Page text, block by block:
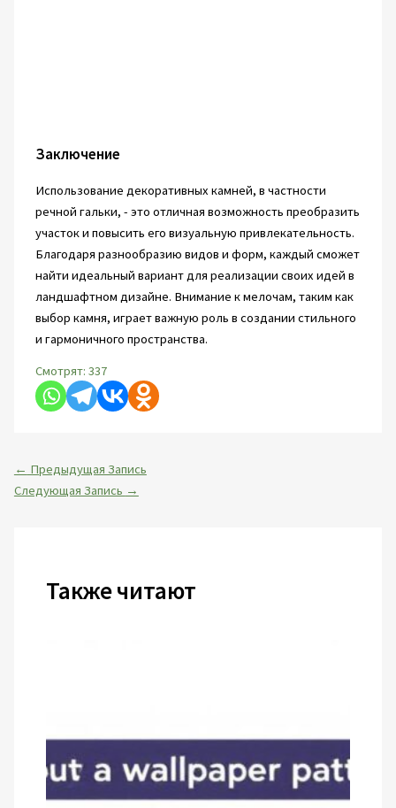
Заключение
Использование декоративных камней, в частности
речной гальки, - это отличная возможность преобразить
участок и повысить его визуальную привлекательность.
Благодаря разнообразию видов и форм, каждый сможет
найти идеальный вариант для реализации своих идей в
ландшафтном дизайне. Внимание к мелочам, таким как
выбор камня, играет важную роль в создании стильного
и гармоничного пространства.
Смотрят: 337
← Предыдущая Запись
Следующая Запись →
Также читают